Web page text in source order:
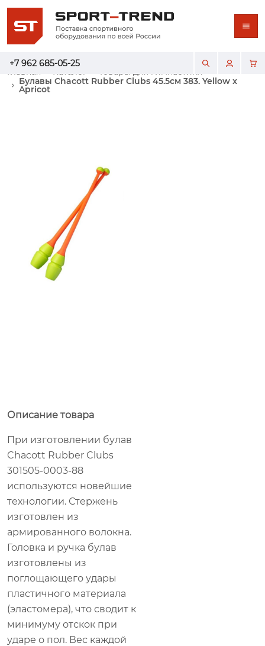
+7 962 685-05-25
Главная Каталог
Товары для гимнастики
Булавы Chacott Rubber Clubs 45.5см 383. Yellow x
Apricot
Описание товара
При изготовлении булав
Chacott Rubber Clubs
301505-0003-88
используются новейшие
технологии. Стержень
изготовлен из
армированного волокна.
Головка и ручка булав
изготовлены из
поглощающего удары
пластичного материала
(эластомера), что сводит к
минимуму отскок при
ударе о пол. Вес каждой